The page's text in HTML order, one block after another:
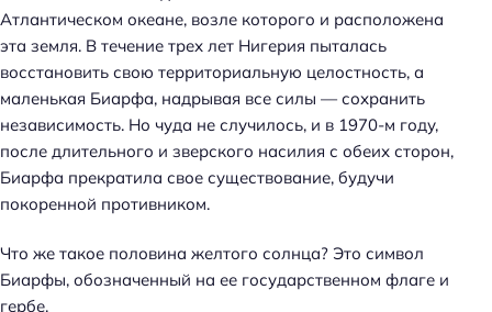
Атлантическом океане, возле которого и расположена
эта земля. В течение трех лет Нигерия пыталась
восстановить свою территориальную целостность, а
маленькая Биарфа, надрывая все силы — сохранить
независимость. Но чуда не случилось, и в 1970-м году,
после длительного и зверского насилия с обеих сторон,
Биарфа прекратила свое существование, будучи
покоренной противником.
Что же такое половина желтого солнца? Это символ
Биарфы, обозначенный на ее государственном флаге и
гербе.